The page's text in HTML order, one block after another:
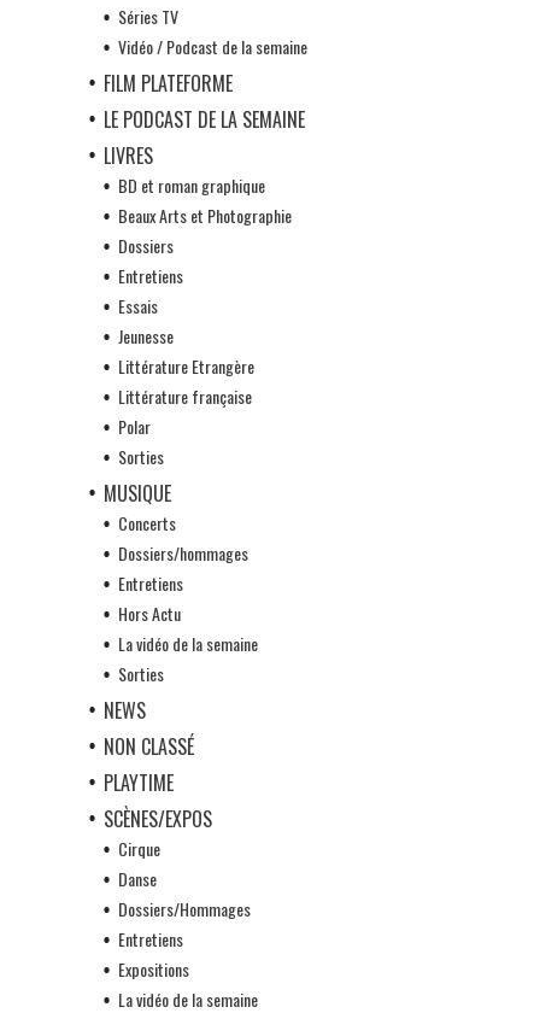
Séries TV
Vidéo / Podcast de la semaine
FILM PLATEFORME
LE PODCAST DE LA SEMAINE
LIVRES
BD et roman graphique
Beaux Arts et Photographie
Dossiers
Entretiens
Essais
Jeunesse
Littérature Etrangère
Littérature française
Polar
Sorties
MUSIQUE
Concerts
Dossiers/hommages
Entretiens
Hors Actu
La vidéo de la semaine
Sorties
NEWS
NON CLASSÉ
PLAYTIME
SCÈNES/EXPOS
Cirque
Danse
Dossiers/Hommages
Entretiens
Expositions
La vidéo de la semaine